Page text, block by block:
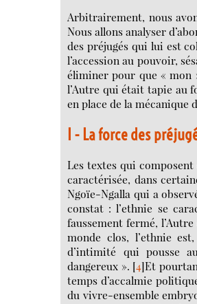
Arbitrairement, nous
Nous allons analyser
des préjugés qui lui est
l’accession au pouvoir,
éliminer pour que « mon
l’Autre qui était tapie au
en place de la mécanique
I - La force des
Les textes qui
caractérisée, dans
Ngoïe-Ngalla qui a
constat : l’ethnie se
faussement fermé,
monde clos, l’ethnie
d’intimité qui pousse
dangereux ». [4]Et
temps d’accalmie
du vivre-ensemble